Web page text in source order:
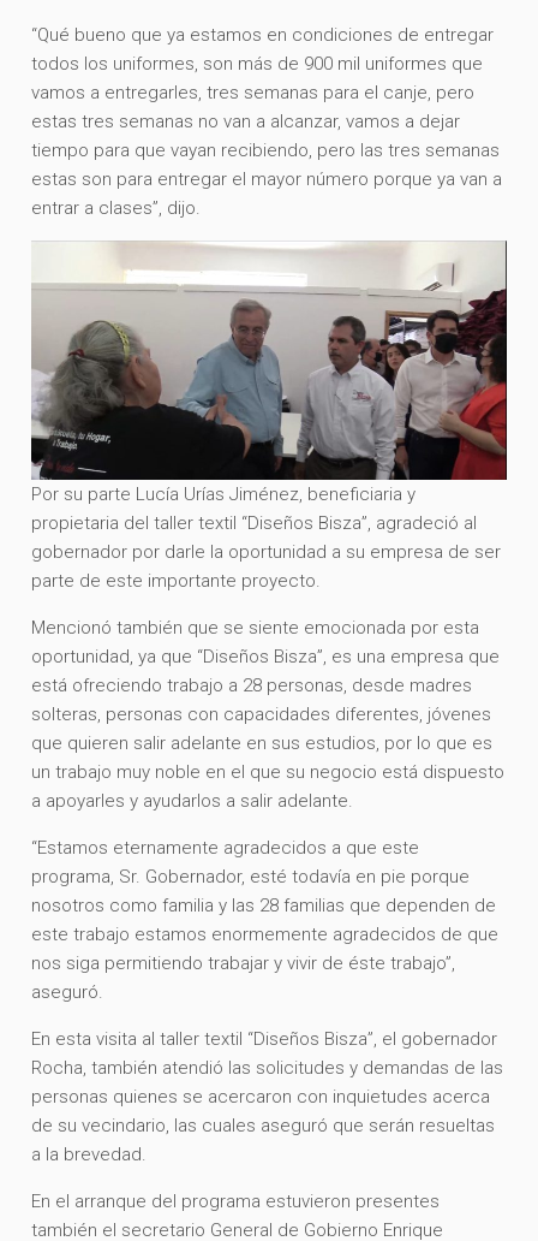
“Qué bueno que ya estamos en condiciones de entregar
todos los uniformes, son más de 900 mil uniformes que
vamos a entregarles, tres semanas para el canje, pero
estas tres semanas no van a alcanzar, vamos a dejar
tiempo para que vayan recibiendo, pero las tres semanas
estas son para entregar el mayor número porque ya van a
entrar a clases”, dijo.
Por su parte Lucía Urías Jiménez, beneficiaria y
propietaria del taller textil “Diseños Bisza”, agradeció al
gobernador por darle la oportunidad a su empresa de ser
parte de este importante proyecto.
Mencionó también que se siente emocionada por esta
oportunidad, ya que “Diseños Bisza”, es una empresa que
está ofreciendo trabajo a 28 personas, desde madres
solteras, personas con capacidades diferentes, jóvenes
que quieren salir adelante en sus estudios, por lo que es
un trabajo muy noble en el que su negocio está dispuesto
a apoyarles y ayudarlos a salir adelante.
“Estamos eternamente agradecidos a que este
programa, Sr. Gobernador, esté todavía en pie porque
nosotros como familia y las 28 familias que dependen de
este trabajo estamos enormemente agradecidos de que
nos siga permitiendo trabajar y vivir de éste trabajo”,
aseguró.
En esta visita al taller textil “Diseños Bisza”, el gobernador
Rocha, también atendió las solicitudes y demandas de las
personas quienes se acercaron con inquietudes acerca
de su vecindario, las cuales aseguró que serán resueltas
a la brevedad.
En el arranque del programa estuvieron presentes
también el secretario General de Gobierno Enrique